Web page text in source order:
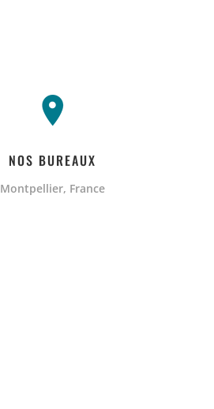
NOS BUREAUX
Montpellier, France